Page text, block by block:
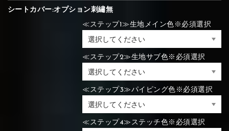
⑪Black ⑫Ivory
⑭Caramel
⑪Black ⑫Ivory
⑧Orange
⑪Black ⑫Ivory
⑧Yellow ⑨Orange
⑪Blue ⑫Aqua blue
⑧Yellow ⑨Orange
⑪Blue ⑫Aqua blue
シートカバー:オプション刺繡無
≪ステップ1≫生地メイン色※必須選択
≪ステップ2≫生地サブ色※必須選択
≪ステップ3≫パイピング色※必須選択
≪ステップ4≫ステッチ色※必須選択